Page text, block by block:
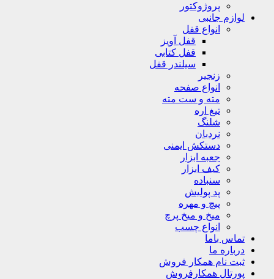
پروژوکتور
لوازم جانبی
انواع قفل
قفل آویز
قفل کتابی
سیلندر قفل
زنجیر
انواع صفحه
مته و ست مته
تیغ اره
شلنگ
نردبان
دستکش ایمنی
جعبه ابزار
کیف ابزار
سنباده
پد پولیش
پیچ و مهره
میخ و میخ پرچ
انواع چسب
تماس باما
درباره ما
ثبت نام همکار فروش
پورتال همکارفروش